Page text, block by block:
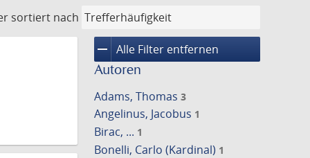
sortiert nach
remove Alle Filter entfernen
Autoren
Adams, Thomas 3
Angelinus, Jacobus 1
Birac, ... 1
Bonelli, Carlo (Kardinal) 1